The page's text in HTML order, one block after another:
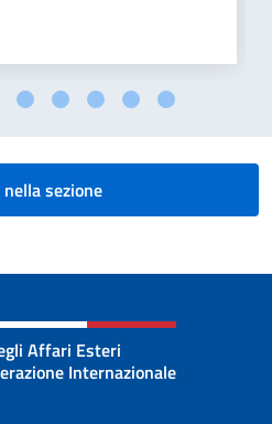
sezione
Affari Esteri
Internazionale